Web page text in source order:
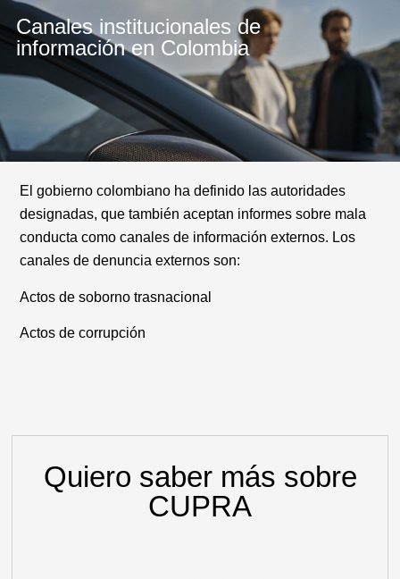
AUTOBERLIN
Canales institucionales de
información en Colombia
El gobierno colombiano ha definido las autoridades
designadas, que también aceptan informes sobre mala
conducta como canales de información externos. Los
canales de denuncia externos son:
Actos de soborno trasnacional
Actos de corrupción
Quiero saber más sobre
CUPRA